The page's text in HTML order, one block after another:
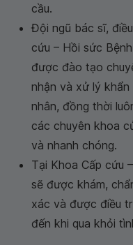
cầu.
Đội ngũ bác sĩ,
cứu – Hồi sức
được đào tạo
nhận và xử lý
nhân, đồng thời
các chuyên khoa
và nhanh chóng.
Tại Khoa Cấp cứu
sẽ được khám,
xác và được điều
đến khi qua khỏi